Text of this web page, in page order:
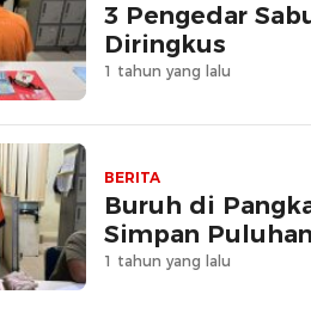
3 Pengedar
Diringkus
1 tahun yang lalu
BERITA
Buruh di
Simpan
1 tahun yang lalu